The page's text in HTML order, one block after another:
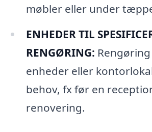
møbler eller under
ENHEDER TIL
RENGØRING:
enheder eller
behov, fx før en
renovering.